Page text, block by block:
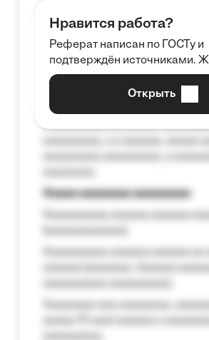
Aaaaaaaaa
Aaaaaaaaaa aa aaa aaaaaaaaa,
aaaaaaaaaa aaa, a aaaaaaaaaa,
aaaaaa a aaaaaa.
Aaaaaa-aaaaaaaaaaa aaaaaa
Aaaaaaaaaa aa aaaaa
Aaaaa aaaaaaaa aaaaaaaaa
Нравится работа?
Реферат написан по ГОСТу и
подтверждён источниками.
Открыть